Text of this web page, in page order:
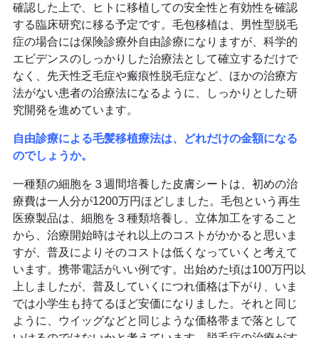
確認した上で、ヒトに移植しての安全性と有効性を確認
する臨床研究に移る予定です。毛包移植は、男性型脱毛
症の場合には保険診療外自由診療になりますが、科学的
エビデンスのしっかりした治療法として確立するだけで
なく、先天性乏毛症や瘢痕性脱毛症など、ほかの治療方
法がない患者の治療法になるように、しっかりとした研
究開発を進めています。
自由診療による毛髪移植療法は、どれだけの金額になる
のでしょうか。
一種類の細胞を３週間培養した皮膚シートは、初めの治
療費は一人分が1200万円ほどしました。毛包という再生
医療製品は、細胞を３種類培養し、立体加工をすること
から、治療開始時はそれ以上のコストがかかると思いま
すが、普及によりそのコストは低くなっていくと考えて
います。携帯電話がいい例です。出始めた頃は100万円以
上しましたが、普及していくにつれ価格は下がり、いま
では小学生も持てるほど安価になりました。それと同じ
ように、ウイッグなどと同じような価格帯まで落として